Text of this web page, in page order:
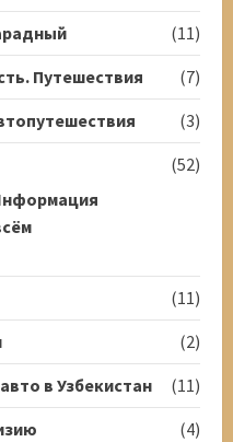
(11)
Путешествия
(7)
(3)
(52)
(11)
(2)
в Узбекистан
(11)
(4)